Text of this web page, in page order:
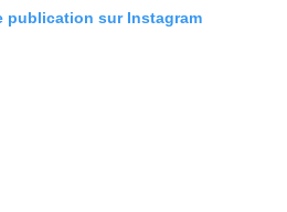
publication sur Instagram